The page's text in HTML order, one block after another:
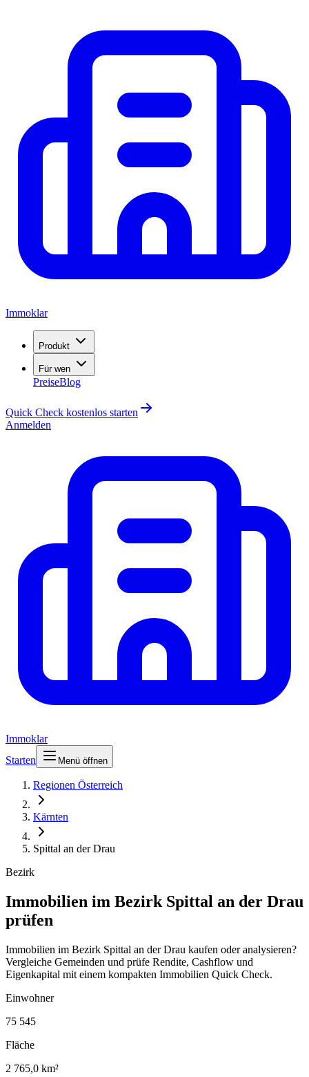
Immoklar
Produkt
Für wen
PreiseBlog
Quick Check kostenlos starten
Anmelden
Immoklar
Starten
Menü öffnen
Regionen Österreich
Kärnten
Spittal an der Drau
Bezirk
Immobilien im Bezirk Spittal an der Drau
prüfen
Immobilien im Bezirk Spittal an der Drau kaufen oder analysieren?
Vergleiche Gemeinden und prüfe Rendite, Cashflow und
Eigenkapital mit einem kompakten Immobilien Quick Check.
Einwohner
75 545
Fläche
2 765,0 km²